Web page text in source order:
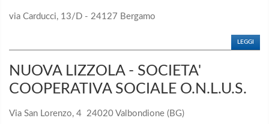
via Carducci, 13/D - 24127 Bergamo
LEGGI
NUOVA LIZZOLA - SOCIETA'
COOPERATIVA SOCIALE O.N.L.U.S.
Via San Lorenzo, 4 24020 Valbondione (BG)